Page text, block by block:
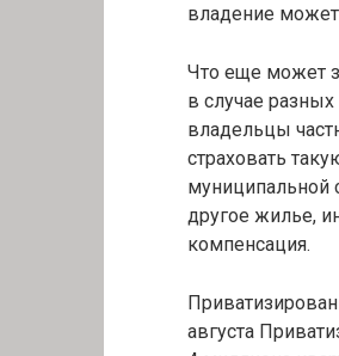
владение
Что еще может
в случае
владельцы
страховать
муниципальной
другое жилье,
компенсация.
августа